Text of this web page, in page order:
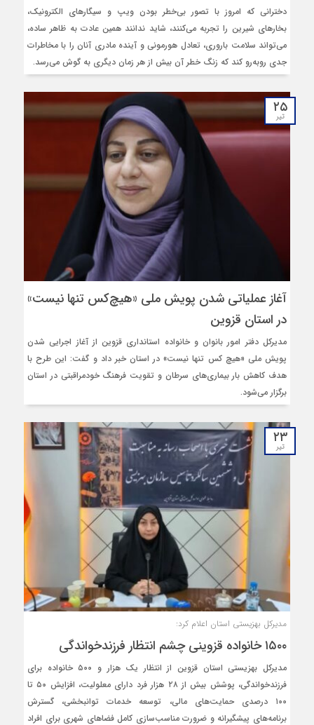
دخترانی که امروز با تصور بی‌خطر بودن ویپ و سیگارهای الکترونیک،
بخارهای شیرین را تجربه می‌کنند، شاید ندانند همین عادت به ظاهر ساده،
می‌تواند سلامت باروری، تعادل هورمونی و آینده مادری آنان را با مخاطرات
جدی روبه‌رو کند که زنگ خطر آن بیش از هر زمان دیگری به گوش می‌رسد.
۲۵
تیر
آغاز عملیاتی شدن پویش ملی «هیچ‌کس تنها نیست»
در استان قزوین
مدیرکل دفتر امور بانوان و خانواده استانداری قزوین از آغاز اجرایی شدن
پویش ملی «هیچ کس تنها نیست» در استان خبر داد و گفت: این طرح با
هدف کاهش بار بیماری‌های سرطان و تقویت فرهنگ خودمراقبتی در استان
برگزار می‌شود.
۲۳
تیر
مدیرکل بهزیستی استان اعلام کرد:
۱۵۰۰ خانواده قزوینی چشم‌ انتظار فرزندخواندگی
مدیرکل بهزیستی استان قزوین از انتظار یک‌ هزار و ۵۰۰ خانواده برای
فرزندخواندگی، پوشش بیش از ۲۸ هزار فرد دارای معلولیت، افزایش ۵۰ تا
۱۰۰ درصدی حمایت‌های مالی، توسعه خدمات توانبخشی، گسترش
برنامه‌های پیشگیرانه و ضرورت مناسب‌سازی کامل فضاهای شهری برای افراد